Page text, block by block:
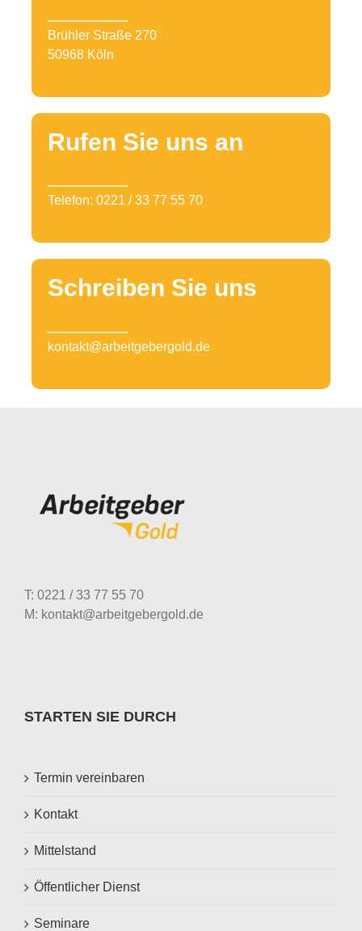
Brühler Straße 270
50968 Köln
Rufen Sie uns an
Telefon: 0221 / 33 77 55 70
Schreiben Sie uns
kontakt@arbeitgebergold.de
T: 0221 / 33 77 55 70
M: kontakt@arbeitgebergold.de
STARTEN SIE DURCH
Termin vereinbaren
Kontakt
Mittelstand
Öffentlicher Dienst
Seminare